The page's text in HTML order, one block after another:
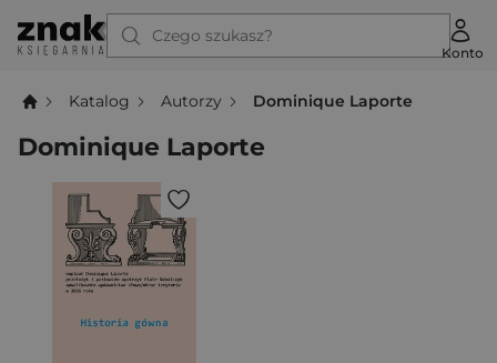
Czego szukasz?
Konto
Katalog Autorzy Dominique Laporte
Dominique Laporte